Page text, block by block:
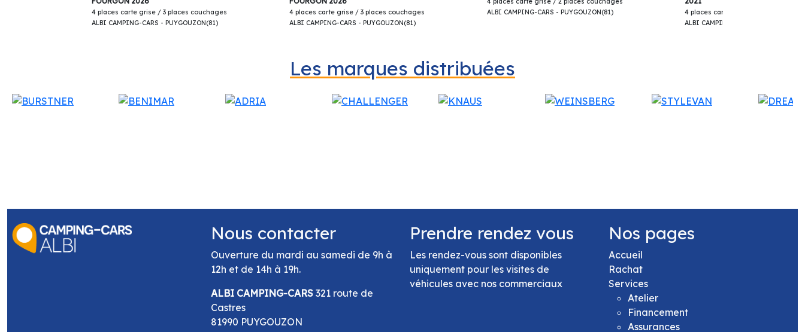
4 places carte grise / 3 places couchages
ALBI CAMPING-CARS - PUYGOUZON(81)
4 places carte grise / 3 places couchages
ALBI CAMPING-CARS - PUYGOUZON(81)
ALBI CAMPING-CARS - PUYGOUZON(81)
4 places carte grise / 4 places
ALBI CAMPING-CARS -
Les marques distribuées
Nous contacter
Ouverture du mardi au samedi de 9h à
12h et de 14h à 19h.
ALBI CAMPING-CARS 321 route de
Castres
81990 PUYGOUZON
Prendre rendez vous
Les rendez-vous sont disponibles
uniquement pour les visites de
véhicules avec nos commerciaux
Nos pages
Accueil
Rachat
Services
Atelier
Financement
Assurances